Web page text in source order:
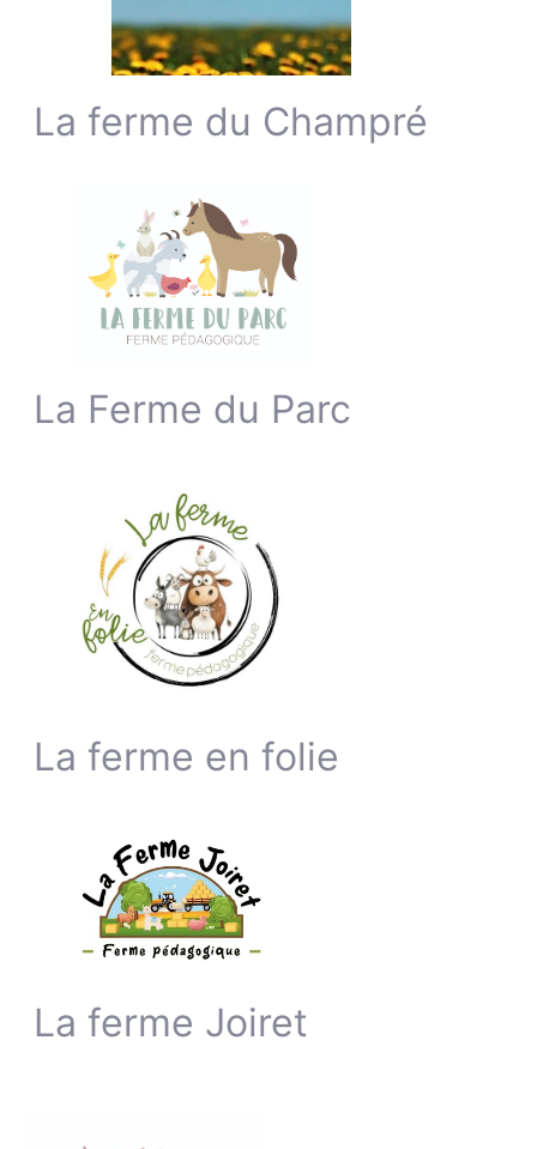
La ferme du Champré
La Ferme du Parc
La ferme en folie
La ferme Joiret